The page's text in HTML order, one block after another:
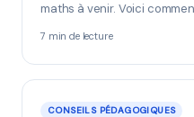
maths à venir. Voici
7 min de lecture
CONSEILS PÉDAGOGIQUES